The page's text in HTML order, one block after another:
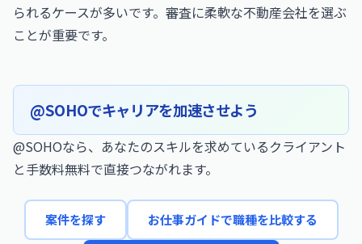
られるケースが多いです。審査に柔軟な不動産会社を選ぶ
ことが重要です。
@SOHOでキャリアを加速させよう
@SOHOなら、あなたのスキルを求めているクライアント
と手数料無料で直接つながれます。
案件を探す お仕事ガイドで職種を比較する